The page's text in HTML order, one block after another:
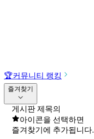
🏆커뮤니티 랭킹
즐겨찾기
게시판 제목의
아이콘을 선택하면
즐겨찾기에 추가됩니다.